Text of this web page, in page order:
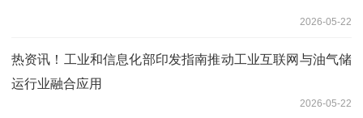
2026-05-22
热资讯！工业和信息化部印发指南推动工业互联网与油气储
运行业融合应用
2026-05-22